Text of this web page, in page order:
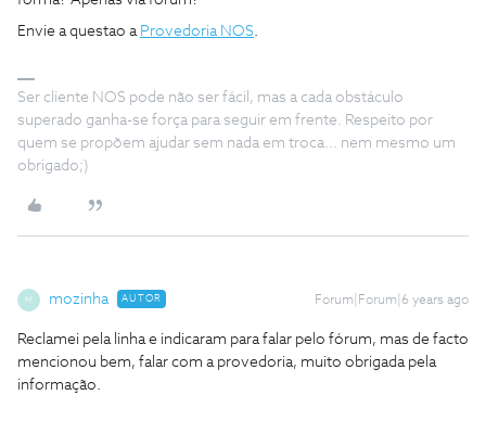
Envie a questao a Provedoria NOS.
Ser cliente NOS pode não ser fácil, mas a cada obstáculo
superado ganha-se força para seguir em frente. Respeito por
quem se propõem ajudar sem nada em troca... nem mesmo um
obrigado;)
M mozinha AUTOR Forum|Forum|6 years ago
Reclamei pela linha e indicaram para falar pelo fórum, mas de facto
mencionou bem, falar com a provedoria, muito obrigada pela
informação.